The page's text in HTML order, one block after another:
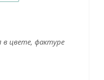
в цвете, фактуре